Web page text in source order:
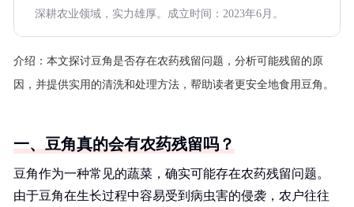
深耕农业领域，实力雄厚。成立时间：2023年6月。
介绍： 本文探讨豆角是否存在农药残留问题，分析可能残留的原
因，并提供实用的清洗和处理方法，帮助读者更安全地食用豆角。
一、豆角真的会有农药残留吗？
豆角作为一种常见的蔬菜，确实可能存在农药残留问题。
由于豆角在生长过程中容易受到病虫害的侵袭，农户往往